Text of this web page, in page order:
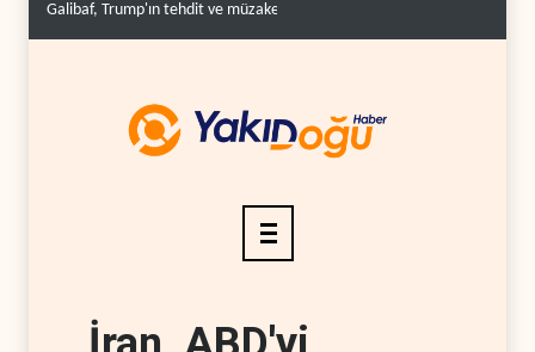
Galibaf, Trump'ın tehdit ve müzakere mesajlarıyla alay et..